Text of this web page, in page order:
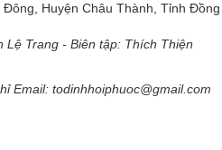
Huyện Châu Thành, Tỉnh Đồng
Trang - Biên tập: Thích Thiện
Email: todinhhoiphuoc@gmail.com